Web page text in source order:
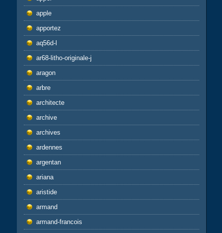
apple
apportez
aq56d-l
ar68-litho-originale-j
aragon
arbre
architecte
archive
archives
ardennes
argentan
ariana
aristide
armand
armand-francois